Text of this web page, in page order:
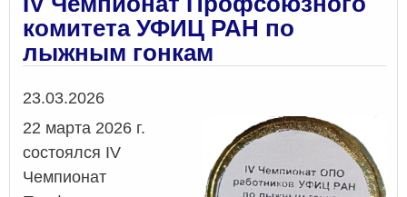
комитета УФИЦ РАН по
лыжным гонкам
Дата
23.03.2026
22 марта 2026 г.
состоялся IV
Чемпионат